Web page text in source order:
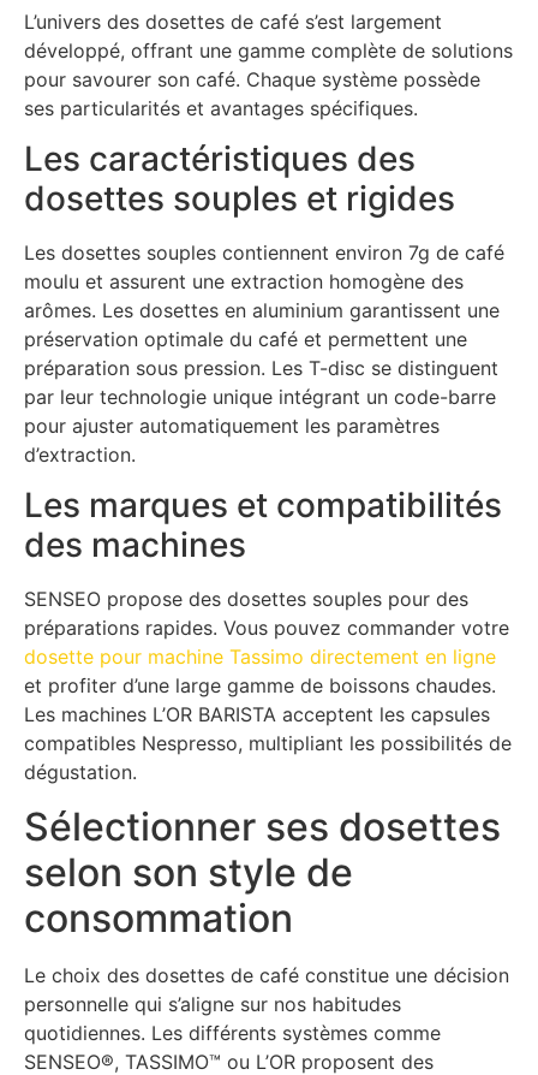
L’univers des dosettes de café s’est largement
développé, offrant une gamme complète de solutions
pour savourer son café. Chaque système possède
ses particularités et avantages spécifiques.
Les caractéristiques des
dosettes souples et rigides
Les dosettes souples contiennent environ 7g de café
moulu et assurent une extraction homogène des
arômes. Les dosettes en aluminium garantissent une
préservation optimale du café et permettent une
préparation sous pression. Les T-disc se distinguent
par leur technologie unique intégrant un code-barre
pour ajuster automatiquement les paramètres
d’extraction.
Les marques et compatibilités
des machines
SENSEO propose des dosettes souples pour des
préparations rapides. Vous pouvez commander votre
dosette pour machine Tassimo directement en ligne
et profiter d’une large gamme de boissons chaudes.
Les machines L’OR BARISTA acceptent les capsules
compatibles Nespresso, multipliant les possibilités de
dégustation.
Sélectionner ses dosettes
selon son style de
consommation
Le choix des dosettes de café constitue une décision
personnelle qui s’aligne sur nos habitudes
quotidiennes. Les différents systèmes comme
SENSEO®, TASSIMO™ ou L’OR proposent des